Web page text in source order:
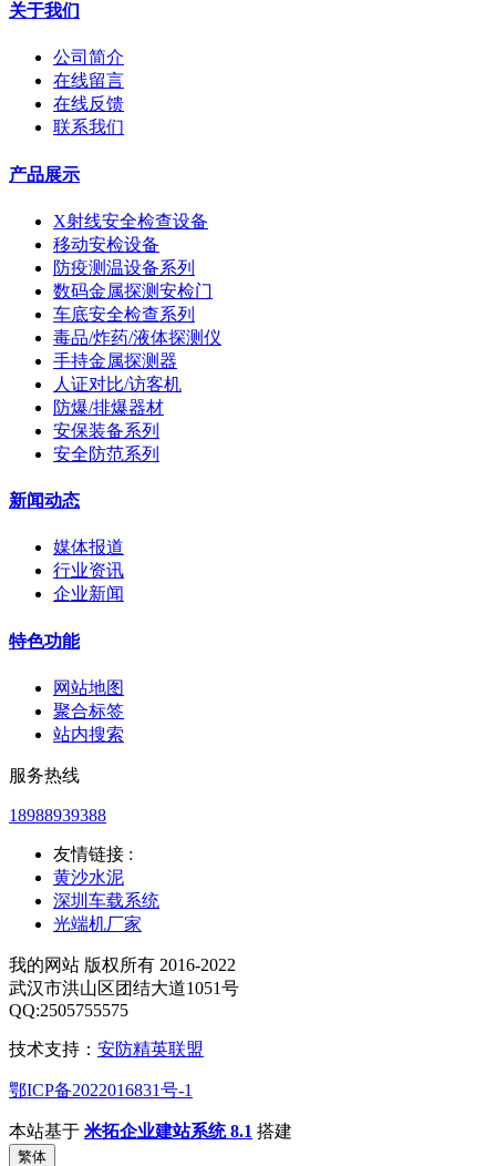
关于我们
公司简介
在线留言
在线反馈
联系我们
产品展示
X射线安全检查设备
移动安检设备
防疫测温设备系列
数码金属探测安检门
车底安全检查系列
毒品/炸药/液体探测仪
手持金属探测器
人证对比/访客机
防爆/排爆器材
安保装备系列
安全防范系列
新闻动态
媒体报道
行业资讯
企业新闻
特色功能
网站地图
聚合标签
站内搜索
服务热线
18988939388
友情链接 :
黄沙水泥
深圳车载系统
光端机厂家
我的网站 版权所有 2016-2022
武汉市洪山区团结大道1051号
QQ:2505755575
技术支持： 安防精英联盟
鄂ICP备2022016831号-1
本站基于 米拓企业建站系统 8.1 搭建
繁体